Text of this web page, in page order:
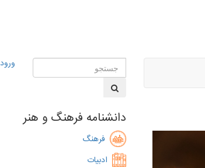
ورود
دانشنامه فرهنگ و هنر
فرهنگ
ادبیات